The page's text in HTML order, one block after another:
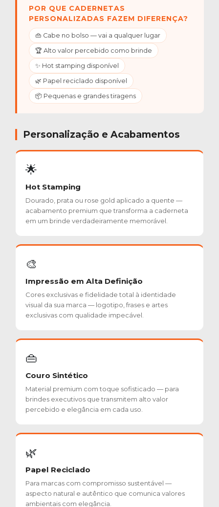
POR QUE CADERNETAS
PERSONALIZADAS FAZEM DIFERENÇA?
👜 Cabe no bolso — vai a qualquer lugar
🏆 Alto valor percebido como brinde
✨ Hot stamping disponível
🌿 Papel reciclado disponível
📦 Pequenas e grandes tiragens
Personalização e Acabamentos
🌟
Hot Stamping
Dourado, prata ou rose gold aplicado a quente —
acabamento premium que transforma a caderneta
em um brinde verdadeiramente memorável.
🎨
Impressão em Alta Definição
Cores exclusivas e fidelidade total à identidade
visual da sua marca — logotipo, frases e artes
exclusivas com qualidade impecável.
👜
Couro Sintético
Material premium com toque sofisticado — para
brindes executivos que transmitem alto valor
percebido e elegância em cada uso.
🌿
Papel Reciclado
Para marcas com compromisso sustentável —
aspecto natural e autêntico que comunica valores
ambientais com elegância.